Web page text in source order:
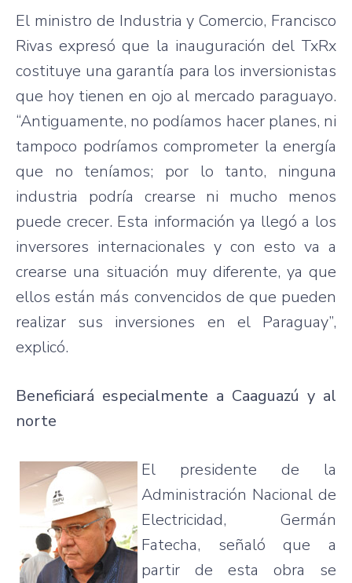
El ministro de Industria y Comercio, Francisco
Rivas expresó que la inauguración del TxRx
costituye una garantía para los inversionistas
que hoy tienen en ojo al mercado paraguayo.
“Antiguamente, no podíamos hacer planes, ni
tampoco podríamos comprometer la energía
que no teníamos; por lo tanto, ninguna
industria podría crearse ni mucho menos
puede crecer. Esta información ya llegó a los
inversores internacionales y con esto va a
crearse una situación muy diferente, ya que
ellos están más convencidos de que pueden
realizar sus inversiones en el Paraguay”,
explicó.
Beneficiará especialmente a Caaguazú y al
norte
El presidente de la
Administración Nacional de
Electricidad, Germán
Fatecha, señaló que a
partir de esta obra se